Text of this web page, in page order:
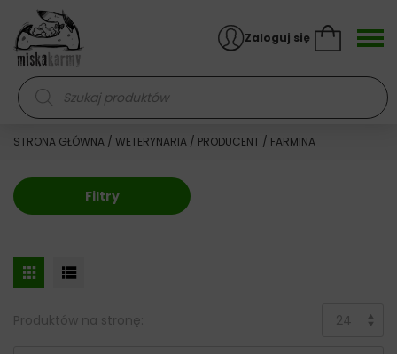
Skocz do treści
Wyszukiwarka produktów
Zaloguj się
STRONA GŁÓWNA / WETERYNARIA / PRODUCENT / FARMINA
Filtry
Produktów na stronę: